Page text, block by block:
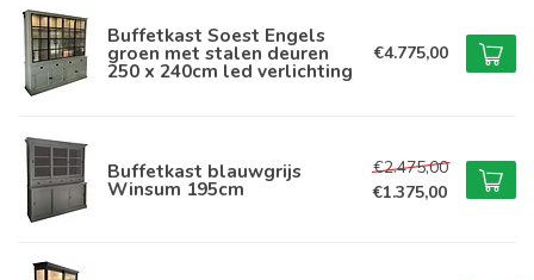
Buffetkast Soest Engels
groen met stalen deuren
250 x 240cm led verlichting
€4.775,00
Buffetkast blauwgrijs
Winsum 195cm
€2.475,00
€1.375,00